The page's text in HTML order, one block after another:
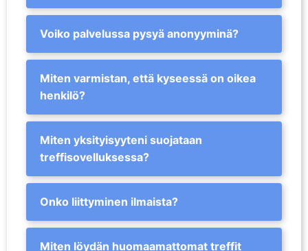
Voiko palvelussa pysyä anonyyminä?
Miten varmistan, että kyseessä on oikea
henkilö?
Miten yksityisyyteni suojataan
treffisovelluksessa?
Onko liittyminen ilmaista?
Miten löydän huomaamattomat treffit